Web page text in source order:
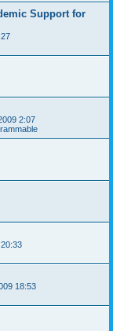
Support for
2:07
18:53